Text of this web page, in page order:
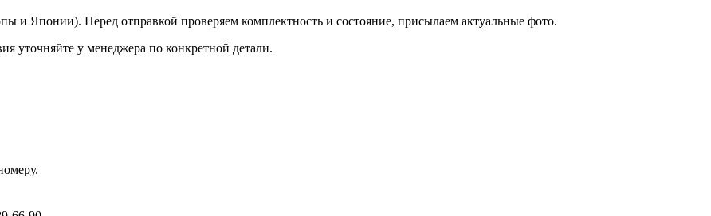
и Японии). Перед отправкой проверяем комплектность и состояние, присылаем актуальные фото.
уточняйте у менеджера по конкретной детали.